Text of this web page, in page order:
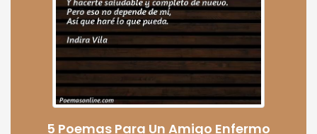
5 Poemas Para Un Amigo Enfermo